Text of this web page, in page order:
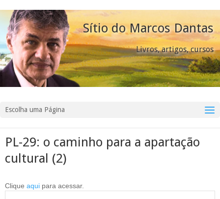
Sítio do Marcos Dantas
Livros, artigos, cursos
Escolha uma Página
PL-29: o caminho para a apartação
cultural (2)
Clique aqui para acessar.